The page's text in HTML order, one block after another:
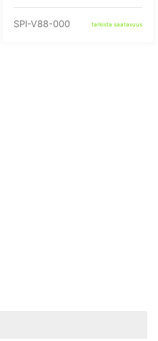
SPI-V88-000 tarkista saatavuus